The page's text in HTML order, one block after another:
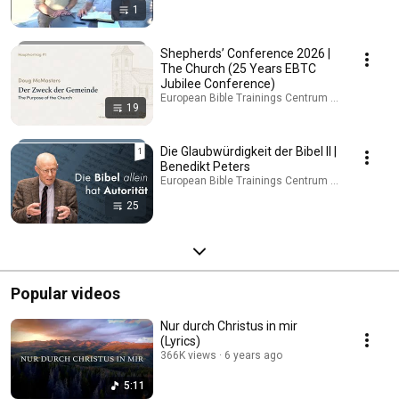
1
19
Shepherds’ Conference 2026 |
The Church (25 Years EBTC
Jubilee Conference)
European Bible Trainings Centrum · Playlist
25
Die Glaubwürdigkeit der Bibel II |
Benedikt Peters
European Bible Trainings Centrum · Playlist
Popular videos
5:11
Nur durch Christus in mir
(Lyrics)
366K views 6 years ago